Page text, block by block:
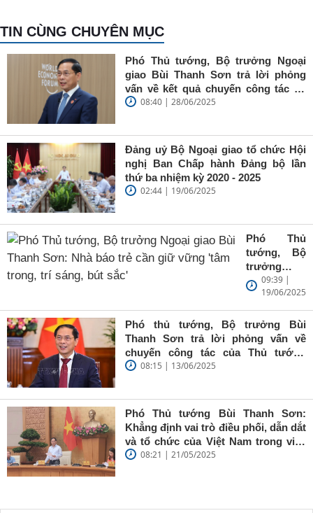
TIN CÙNG CHUYÊN MỤC
Phó Thủ tướng, Bộ trưởng Ngoại
giao Bùi Thanh Sơn trả lời phỏng
vấn về kết quả chuyến công tác tại
Trung Quốc của Thủ tướng Chính
08:40 | 28/06/2025
Đảng uỷ Bộ Ngoại giao tổ chức Hội
nghị Ban Chấp hành Đảng bộ lần
thứ ba nhiệm kỳ 2020 - 2025
02:44 | 19/06/2025
Phó Thủ
tướng, Bộ
trưởng
Ngoại giao
Bùi Thanh
Sơn: Nhà
báo trẻ cần
giữ vững
'tâm trong,
09:39 |
19/06/2025
Phó thủ tướng, Bộ trưởng Bùi
Thanh Sơn trả lời phỏng vấn về
chuyến công tác của Thủ tướng
Chính phủ đến Estonia, Pháp và
08:15 | 13/06/2025
Phó Thủ tướng Bùi Thanh Sơn:
Khẳng định vai trò điều phối, dẫn dắt
và tổ chức của Việt Nam trong việc
đề cao chủ nghĩa đa phương, đoàn
08:21 | 21/05/2025